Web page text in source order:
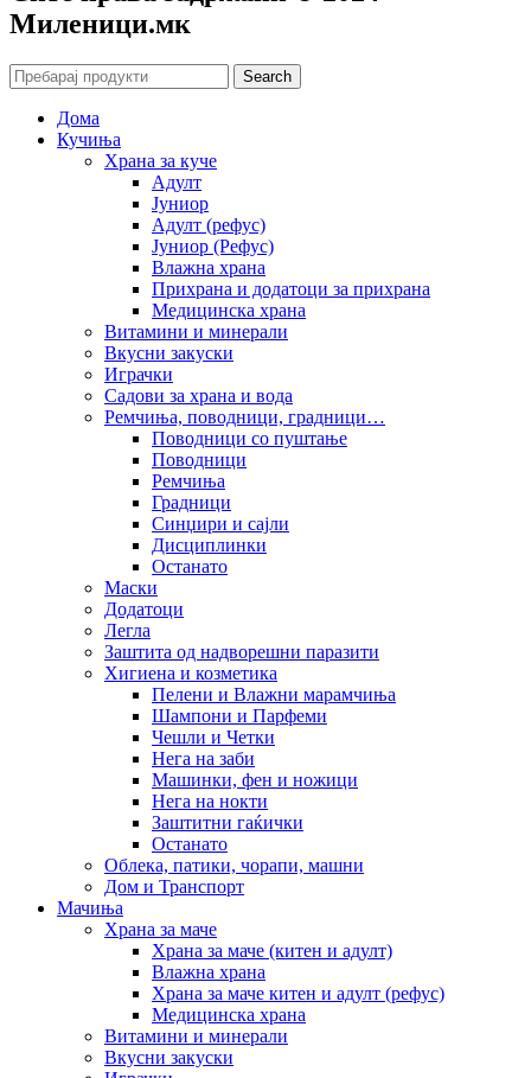
Mиленици.мк
Search
Дома
Кучиња
Храна за куче
Адулт
Јуниор
Адулт (рефус)
Јуниор (Рефус)
Влажна храна
Прихрана и додатоци за прихрана
Медицинска храна
Витамини и минерали
Вкусни закуски
Играчки
Садови за храна и вода
Ремчиња, поводници, градници…
Поводници со пуштање
Поводници
Ремчиња
Градници
Синџири и сајли
Дисциплинки
Останато
Маски
Додатоци
Легла
Заштита од надворешни паразити
Хигиена и козметика
Пелени и Влажни марамчиња
Шампони и Парфеми
Чешли и Четки
Нега на заби
Машинки, фен и ножици
Нега на нокти
Заштитни гаќички
Останато
Облека, патики, чорапи, машни
Дом и Транспорт
Мачиња
Храна за маче
Храна за маче (китен и адулт)
Влажна храна
Храна за маче китен и адулт (рефус)
Медицинска храна
Витамини и минерали
Вкусни закуски